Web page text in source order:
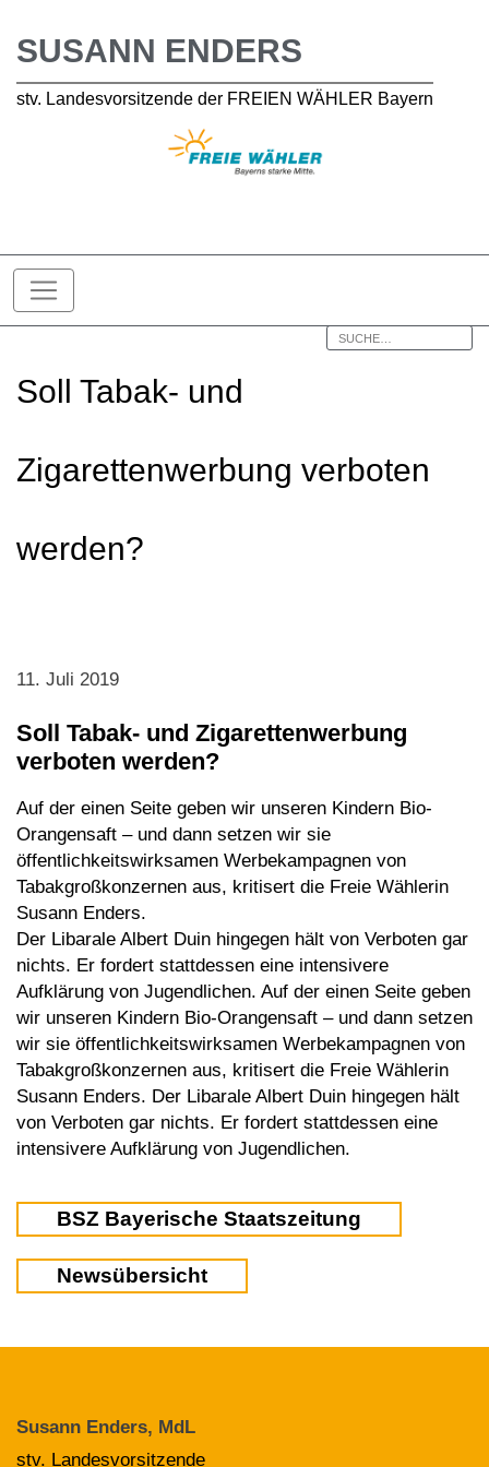
SUSANN ENDERS
stv. Landesvorsitzende der FREIEN WÄHLER Bayern
Soll Tabak- und
Zigarettenwerbung verboten
werden?
11. Juli 2019
Soll Tabak- und Zigarettenwerbung
verboten werden?
Auf der einen Seite geben wir unseren Kindern Bio-
Orangensaft – und dann setzen wir sie
öffentlichkeitswirksamen Werbekampagnen von
Tabakgroßkonzernen aus, kritisert die Freie Wählerin
Susann Enders.
Der Libarale Albert Duin hingegen hält von Verboten gar
nichts. Er fordert stattdessen eine intensivere
Aufklärung von Jugendlichen. Auf der einen Seite geben
wir unseren Kindern Bio-Orangensaft – und dann setzen
wir sie öffentlichkeitswirksamen Werbekampagnen von
Tabakgroßkonzernen aus, kritisert die Freie Wählerin
Susann Enders. Der Libarale Albert Duin hingegen hält
von Verboten gar nichts. Er fordert stattdessen eine
intensivere Aufklärung von Jugendlichen.
BSZ Bayerische Staatszeitung
Newsübersicht
Susann Enders, MdL
stv. Landesvorsitzende